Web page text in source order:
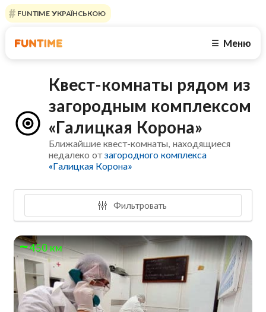
FUNTIME УКРАЇНСЬКОЮ
☰ Меню
Квест-комнаты рядом из
загородным комплексом
«Галицкая Корона»
Ближайшие квест-комнаты, находящиеся
недалеко отзагородного комплекса
«Галицкая Корона»
Фильтровать
450 км